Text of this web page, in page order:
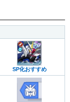
SP化おすすめ